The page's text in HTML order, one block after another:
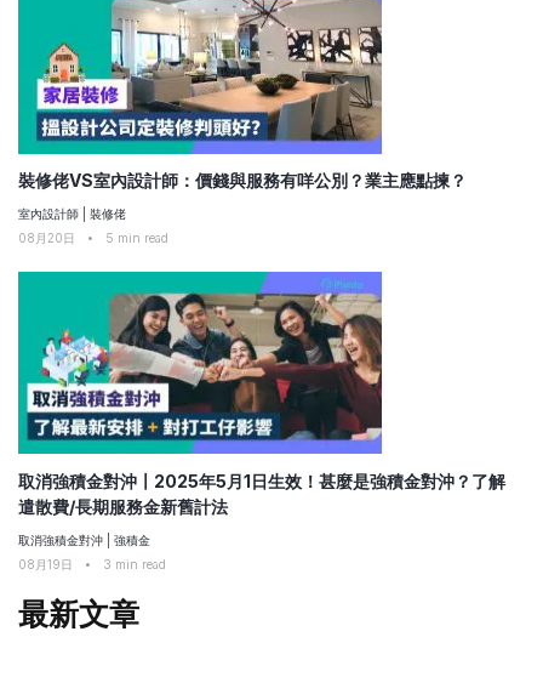
裝修佬VS室內設計師：價錢與服務有咩公別？業主應點揀？
室內設計師
裝修佬
08月20日
• 5 min read
取消強積金對沖〡2025年5月1日生效！甚麼是強積金對沖？了解
遣散費/長期服務金新舊計法
取消強積金對沖
強積金
08月19日
• 3 min read
最新文章